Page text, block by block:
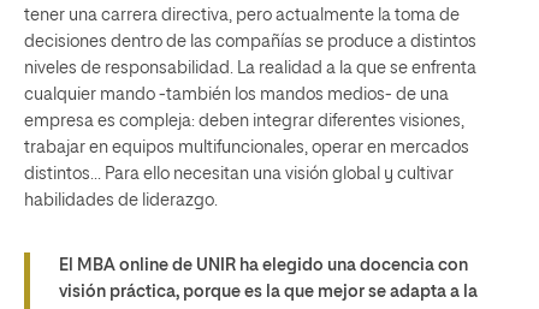
tener una carrera directiva, pero actualmente la toma de
decisiones dentro de las compañías se produce a distintos
niveles de responsabilidad. La realidad a la que se enfrenta
cualquier mando -también los mandos medios- de una
empresa es compleja: deben integrar diferentes visiones,
trabajar en equipos multifuncionales, operar en mercados
distintos… Para ello necesitan una visión global y cultivar
habilidades de liderazgo.
El MBA online de UNIR ha elegido una docencia con
visión práctica, porque es la que mejor se adapta a la